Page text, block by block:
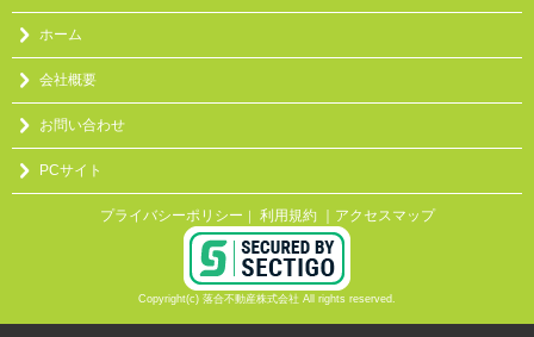
ホーム
会社概要
お問い合わせ
PCサイト
プライバシーポリシー 利用規約 ｜アクセスマップ
Copyright(c) 落合不動産株式会社 All rights reserved.